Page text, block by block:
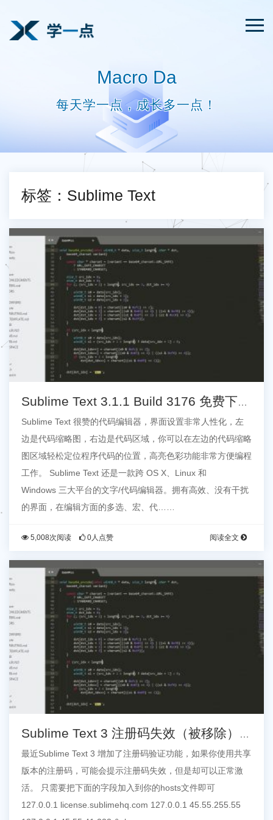
Macro Da
每天学一点，成长多一点！
标签：Sublime Text
Sublime Text 3.1.1 Build 3176 免费下载
+注册机
Sublime Text 很赞的代码编辑器，界面设置非常人性化，左
边是代码缩略图，右边是代码区域，你可以在左边的代码缩略
图区域轻松定位程序代码的位置，高亮色彩功能非常方便编程
工作。 Sublime Text 还是一款跨 OS X、Linux 和
Windows 三大平台的文字/代码编辑器。拥有高效、没有干扰
的界面，在编辑方面的多选、宏、代……
5,008次阅读 0人点赞 阅读全文
Sublime Text 3 注册码失效（被移除）
解决方法
最近Sublime Text 3 增加了注册码验证功能，如果你使用共享
版本的注册码，可能会提示注册码失效，但是却可以正常激
活。 只需要把下面的字段加入到你的hosts文件即可
127.0.0.1 license.sublimehq.com 127.0.0.1 45.55.255.55